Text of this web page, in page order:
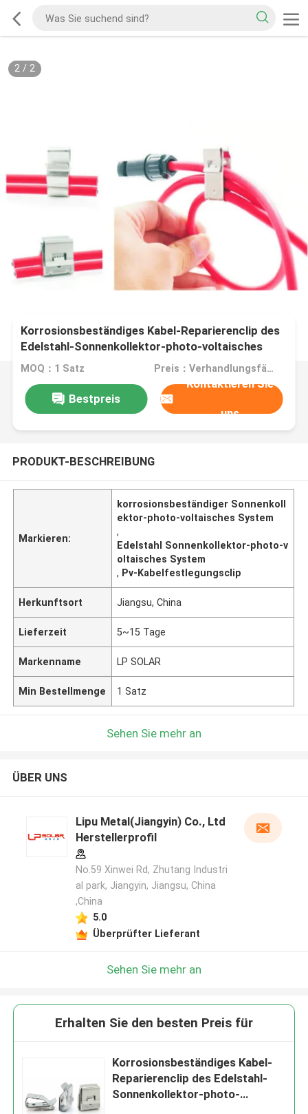
2/ 2
Korrosionsbeständiges Kabel-Reparierenclip des
Edelstahl-Sonnenkollektor-photo-voltaisches
System-PV
MOQ：1 Satz Preis：Verhandlungsfähig
Bestpreis
Kontaktieren Sie
uns
PRODUKT-BESCHREIBUNG
Markieren:
korrosionsbeständiger Sonnenkoll
ektor-photo-voltaisches System
,
Edelstahl Sonnenkollektor-photo-v
oltaisches System
, Pv-Kabelfestlegungsclip
Herkunftsort Jiangsu, China
Lieferzeit 5~15 Tage
Markenname LP SOLAR
Min Bestellmenge 1 Satz
Sehen Sie mehr an
ÜBER UNS
Lipu Metal(Jiangyin) Co., Ltd
Herstellerprofil
No.59 Xinwei Rd, Zhutang Industri
al park, Jiangyin, Jiangsu, China
,China
5.0
Überprüfter Lieferant
Sehen Sie mehr an
Erhalten Sie den besten Preis für
Korrosionsbeständiges Kabel-
Reparierenclip des Edelstahl-
Sonnenkollektor-photo-